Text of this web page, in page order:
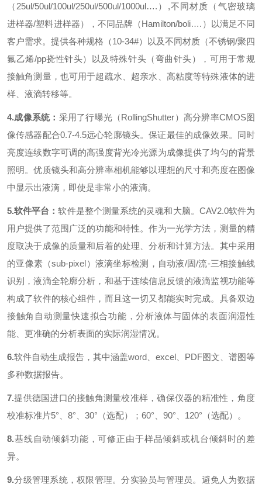
（ 25ul/50ul/100ul/250ul/500ul/1000ul…. ） ,不同材质（气密玻璃
进样器/塑料进样器），不同品牌（Hamilton/boli…. ）以满足不同
客户需求。提供各种规格（10-34#）以及不同材质（不锈钢/聚四
氟乙烯/pp挠性针头）以及特殊针头（弯曲针头），可用于常规
接触角测量，也可用于超疏水、超亲水、高粘度等特殊液体的进
样、液滴转移等。
4.成像系统： 采用了行曝光（RollingShutter）高分辨率CMOS图
像传感器配合0.7-4.5远心轮廓镜头。保证最佳的成像效果。同时
亮度连续数字可调的高强度背光冷光源为成像提供了均匀的背景
照明。优质镜头和高分辨率相机能够以理想的尺寸和亮度在图像
中显示出液滴，即使是非常小的液滴。
5.软件平台：软件是整个测量系统的灵魂和大脑。 CAV2.0软件为
用户提供了范围广泛的功能和特性。作为一光学方法，测量的精
度取决于成像的质量和后着的处理、分析和计算方法。其中采用
的亚像素（sub-pixel）液滴坐标检测，自动液/固/流-三相接触线
识别，液滴全轮廓分析，和基于连续信息反馈的液滴监视功能等
构成了软件的核心组件，而且这一切又都能实时完成。具备双边
接触角自动测量快速拟合功能，分析液体与固体的表面润湿性
能、更准确的分析表面的实际润湿情况。
6.软件自动生成报告，其中涵盖word excel PDF图文、谱图等
多种数据报告。
7.提供德国进口的接触角测量校准样，确保仪器的精准性，角度
校准标准片5°、 8°、 30°（选配）； 60°、 90°、 120°（选配）。
8.基线自动倾斜功能，可修正由于样品倾斜或机台倾斜时的差
异。
9.分级管理系统，权限管理。分实验员与管理员。避免人为数据